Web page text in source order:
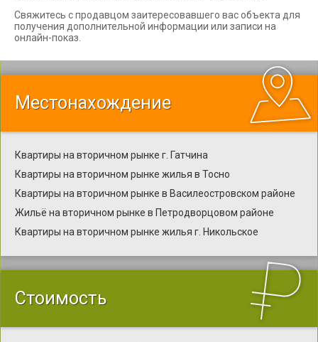
Свяжитесь с продавцом заитересовавшего вас объекта для
получения дополнительной информации или записи на
онлайн-показ.
Местонахождение
Квартиры на вторичном рынке г. Гатчина
Квартиры на вторичном рынке жилья в Тосно
Квартиры на вторичном рынке в Василеостровском районе
Жильё на вторичном рынке в Петродворцовом районе
Квартиры на вторичном рынке жилья г. Никольское
Стоимость